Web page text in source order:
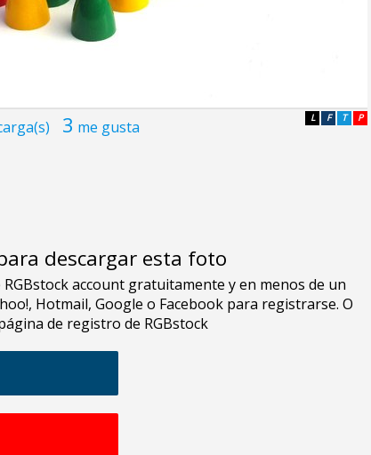
3 me gusta P
T
F
L
descargar esta foto